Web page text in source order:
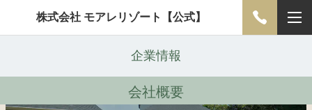
株式会社 モアレリゾート【公式】
企業情報
会社概要